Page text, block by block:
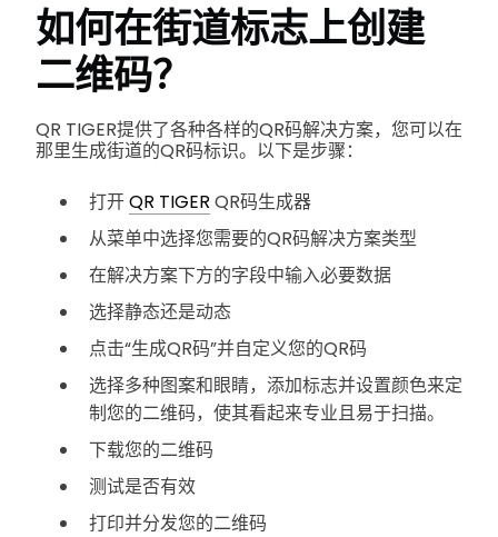
如何在街道标志上创建
二维码？
QR TIGER提供了各种各样的QR码解决方案，您可以在
那里生成街道的QR码标识。以下是步骤：
打开QR TIGER QR码生成器
从菜单中选择您需要的QR码解决方案类型
在解决方案下方的字段中输入必要数据
选择静态还是动态
点击“生成QR码”并自定义您的QR码
选择多种图案和眼睛，添加标志并设置颜色来定
制您的二维码，使其看起来专业且易于扫描。
下载您的二维码
测试是否有效
打印并分发您的二维码